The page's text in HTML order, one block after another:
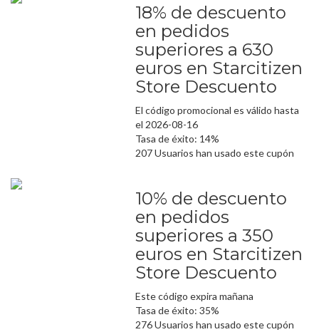
18% de descuento
en pedidos
superiores a 630
euros en Starcitizen
Store Descuento
El código promocional es válido hasta
el 2026-08-16
Tasa de éxito: 14%
207 Usuarios han usado este cupón
10% de descuento
en pedidos
superiores a 350
euros en Starcitizen
Store Descuento
Este código expira mañana
Tasa de éxito: 35%
276 Usuarios han usado este cupón